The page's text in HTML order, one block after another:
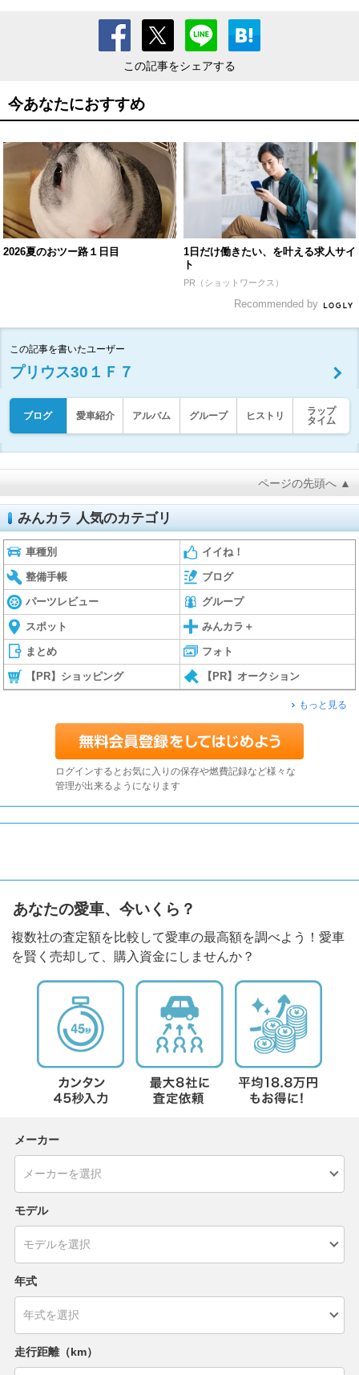
この記事をシェアする
今あなたにおすすめ
2026夏のおツー路１日目
1日だけ働きたい、を叶える求人サイ
ト
PR（ショットワークス）
Recommended by
この記事を書いたユーザー
プリウス30１Ｆ７
ブログ 愛車紹介 アルバム グループ ヒストリ
ラップ
タイム
ページの先頭へ ▲
みんカラ 人気のカテゴリ
車種別 イイね！
整備手帳 ブログ
パーツレビュー グループ
スポット みんカラ＋
まとめ フォト
【PR】ショッピング 【PR】オークション
もっと見る
ログインするとお気に入りの保存や燃費記録など様々な
管理が出来るようになります
あなたの愛車、今いくら？
複数社の査定額を比較して愛車の最高額を調べよう！愛車
を賢く売却して、購入資金にしませんか？
メーカー
モデル
年式
走行距離（km）